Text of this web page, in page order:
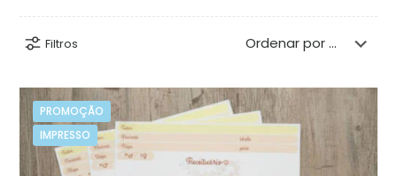
Filtros
PROMOÇÃO
IMPRESSO